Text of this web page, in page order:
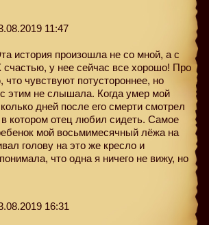
11:47
история произошла не со мной, а с
счастью, у нее сейчас все хорошо! Про
чувствуют потустороннее, но
этим не слышала. Когда умер мой
дней после его смерти смотрел
в котором отец любил сидеть. Самое
мой восьмимесячный лёжа на
голову на это же кресло и
что одна я ничего не вижу, но
16:31